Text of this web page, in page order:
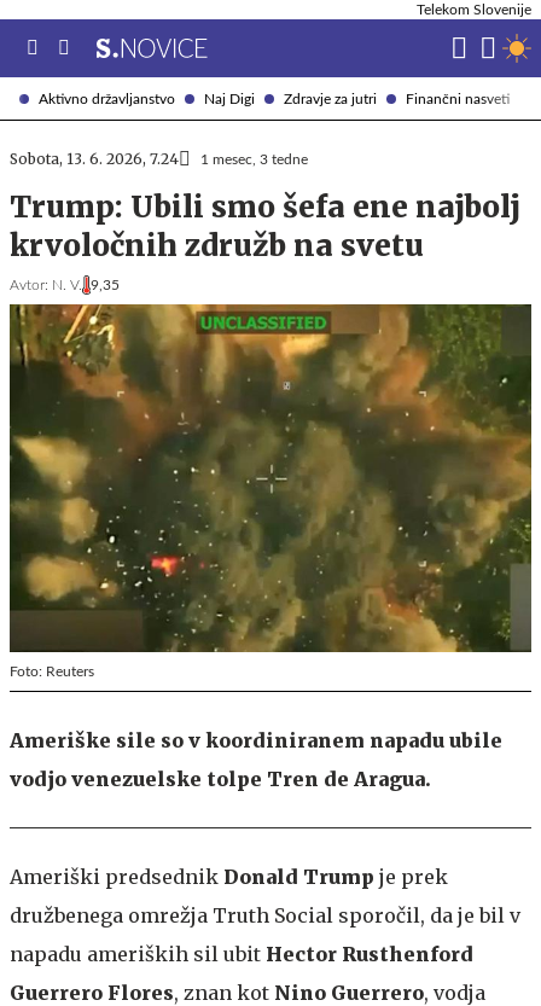
Aktivno državljanstvo Naj Digi Zdravje za jutri Finančni nasveti
Telekom Slovenije
Sobota, 13. 6. 2026, 7.24 1 mesec, 3 tedne
Trump: Ubili smo šefa ene najbolj
krvoločnih združb na svetu
Avtor: N. V. 9,35
Foto: Reuters
Ameriške sile so v koordiniranem napadu ubile
vodjo venezuelske tolpe Tren de Aragua.
Ameriški predsednik Donald Trump je prek
družbenega omrežja Truth Social sporočil, da je bil v
napadu ameriških sil ubit Hector Rusthenford
Guerrero Flores, znan kot Nino Guerrero, vodja